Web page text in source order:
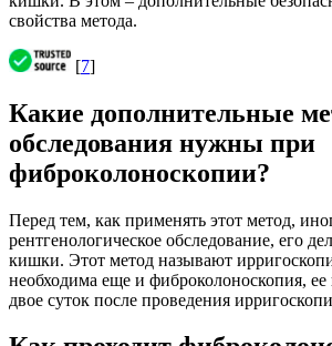
свойства метода.
[7]
Какие дополнительные
обследования нужны при
фиброколоноскопии?
Перед тем, как применять этот метод,
рентгенологическое обследование, его
кишки. Этот метод называют
необходима еще и фиброколоноскопия,
двое суток после проведения